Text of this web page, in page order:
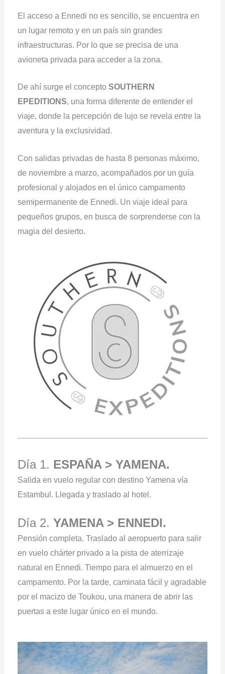
El acceso a Ennedi no es sencillo, se encuentra en
un lugar remoto y en un país sin grandes
infraestructuras. Por lo que se precisa de una
avioneta privada para acceder a la zona.
De ahí surge el concepto SOUTHERN
EPEDITIONS, una forma diferente de entender el
viaje, donde la percepción de lujo se revela entre la
aventura y la exclusividad.
Con salidas privadas de hasta 8 personas máximo,
de noviembre a marzo, acompañados por un guía
profesional y alojados en el único campamento
semipermanente de Ennedi. Un viaje ideal para
pequeños grupos, en busca de sorprenderse con la
magia del desierto.
Día 1. ESPAÑA > YAMENA.
Salida en vuelo regular con destino Yamena vía
Estambul. Llegada y traslado al hotel.
Día 2. YAMENA > ENNEDI.
Pensión completa. Traslado al aeropuerto para salir
en vuelo chárter privado a la pista de aterrizaje
natural en Ennedi. Tiempo para el almuerzo en el
campamento. Por la tarde, caminata fácil y agradable
por el macizo de Toukou, una manera de abrir las
puertas a este lugar único en el mundo.